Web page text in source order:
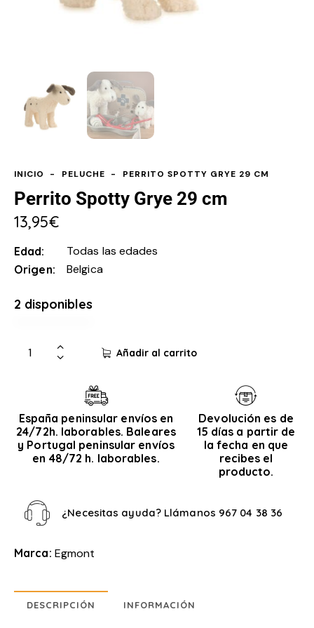
INICIO PELUCHE PERRITO SPOTTY GRYE 29 CM
Perrito Spotty Grye 29 cm
13,95€
Edad Todas las edades
Origen Belgica
2 disponibles
Añadir al carrito
España peninsular envíos en
24/72h. laborables. Baleares
y Portugal peninsular envíos
en 48/72 h. laborables.
Devolución es de
15 días a partir de
la fecha en que
recibes el
producto.
¿Necesitas ayuda? Llámanos 967 04 38 36
Marca: Egmont
DESCRIPCIÓN INFORMACIÓN